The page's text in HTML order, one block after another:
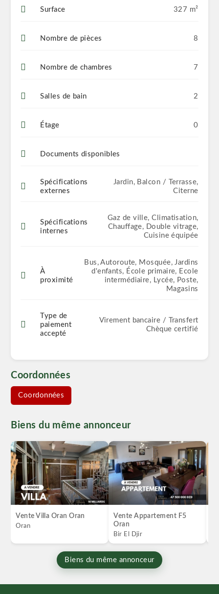
Surface 327 m²
Nombre de pièces 8
Nombre de chambres 7
Salles de bain 2
Étage 0
Documents disponibles
Spécifications
externes
Jardin, Balcon / Terrasse,
Citerne
Spécifications
internes
Gaz de ville, Climatisation,
Chauffage, Double vitrage,
Cuisine équipée
À
proximité
Bus, Autoroute, Mosquée, Jardins
d'enfants, École primaire, Ecole
intermédiaire, Lycée, Poste,
Magasins
Type de
paiement
accepté
Virement bancaire / Transfert
Chèque certifié
Coordonnées
Coordonnées
Biens du même annonceur
Vente Villa Oran Oran
Oran
Vente Appartement F5
Oran
Bir El Djir
Biens du même annonceur